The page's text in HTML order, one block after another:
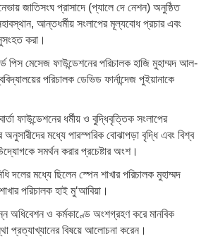
জাতিসংঘ প্রাসাদে (প্যালে দে নেশন) অনুষ্ঠিত
আন্তধর্মীয় সংলাপের মূল্যবোধ প্রচার এবং
করা।
পিস মেসেজ ফাউন্ডেশনের পরিচালক হাজি মুহাম্মদ আল-
পরিচালক ডেভিড ফার্নান্দেজ পুইয়ানাকে
ফাউন্ডেশনের ধর্মীয় ও বুদ্ধিবৃত্তিক সংলাপের
অনুসারীদের মধ্যে পারস্পরিক বোঝাপড়া বৃদ্ধি এবং বিশ্ব
সমর্থন করার প্রচেষ্টার অংশ।
দলের মধ্যে ছিলেন স্পেন শাখার পরিচালক মুহাম্মদ
পরিচালক হাই মু‘আবিয়া।
অধিবেশন ও কর্মকাণ্ডে অংশগ্রহণ করে মানবিক
প্রত্যাখ্যানের বিষয়ে আলোচনা করেন।